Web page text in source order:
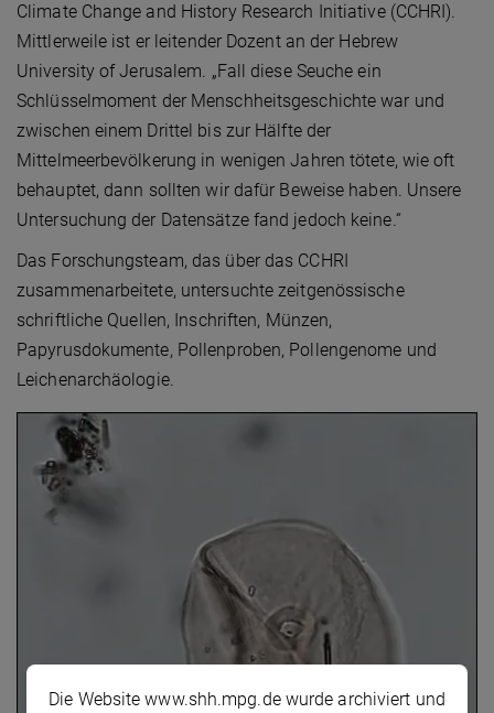
Climate Change and History Research Initiative (CCHRI).
Mittlerweile ist er leitender Dozent an der Hebrew
University of Jerusalem. „Fall diese Seuche ein
Schlüsselmoment der Menschheitsgeschichte war und
zwischen einem Drittel bis zur Hälfte der
Mittelmeerbevölkerung in wenigen Jahren tötete, wie oft
behauptet, dann sollten wir dafür Beweise haben. Unsere
Untersuchung der Datensätze fand jedoch keine.“
Das Forschungsteam, das über das CCHRI
zusammenarbeitete, untersuchte zeitgenössische
schriftliche Quellen, Inschriften, Münzen,
Papyrusdokumente, Pollenproben, Pollengenome und
Leichenarchäologie.
Die Website www.shh.mpg.de wurde archiviert und